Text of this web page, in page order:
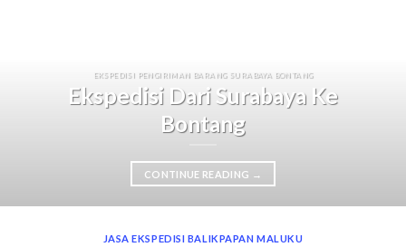
EKSPEDISI PENGIRIMAN BARANG SURABAYA BONTANG
Ekspedisi Dari Surabaya Ke
Bontang
CONTINUE READING →
JASA EKSPEDISI BALIKPAPAN MALUKU